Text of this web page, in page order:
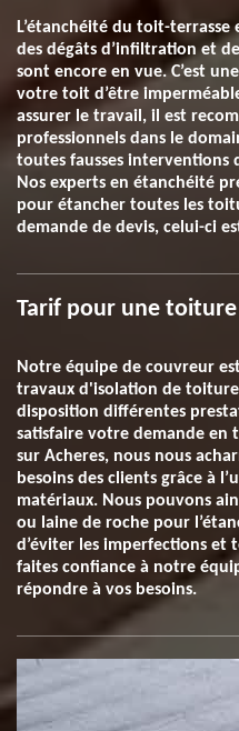
L’étanchéité du toit-
des dégâts d’infiltration et
sont encore en vue. C’est
votre toit d’être
assurer le travail, il est
professionnels dans le
toutes fausses
Nos experts en étanchéité
pour étancher toutes les
demande de devis, celui-ci
Tarif pour une
Notre équipe de couvreur
travaux d'isolation de
disposition différentes
satisfaire votre demande en
sur Acheres, nous nous
besoins des clients grâce à
matériaux. Nous pouvons
ou laine de roche pour
d’éviter les imperfections et
faites confiance à notre
répondre à vos besoins.